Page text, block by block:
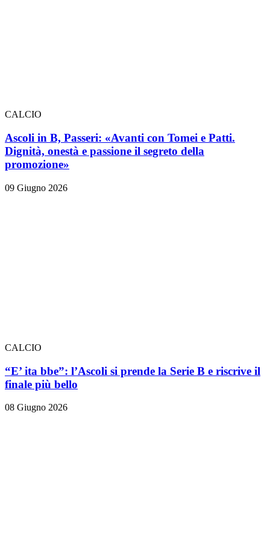
CALCIO
Ascoli in B, Passeri: «Avanti con Tomei e Patti.
Dignità, onestà e passione il segreto della
promozione»
09 Giugno 2026
CALCIO
“E’ ita bbe”: l’Ascoli si prende la Serie B e riscrive il
finale più bello
08 Giugno 2026